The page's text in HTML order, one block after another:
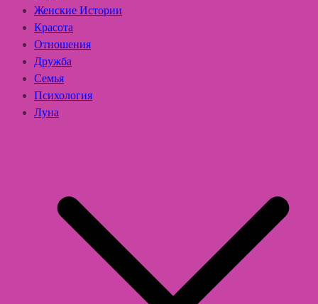
Женские Истории
Красота
Отношения
Дружба
Семья
Психология
Луна